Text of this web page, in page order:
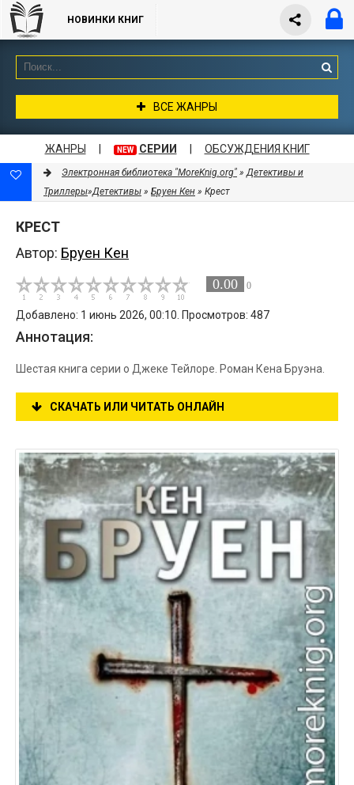
НОВИНКИ КНИГ
ВСЕ ЖАНРЫ
ЖАНРЫ NEW СЕРИИ ОБСУЖДЕНИЯ КНИГ
Электронная библиотека "MoreKnig.org" »Детективы и
Триллеры»Детективы » Бруен Кен » Крест
КРЕСТ
Автор: Бруен Кен
0.00 0
Добавлено: 1 июнь 2026, 00:10. Просмотров: 487
Аннотация:
Шестая книга серии о Джеке Тейлоре. Роман Кена Бруэна.
СКАЧАТЬ ИЛИ ЧИТАТЬ ОНЛАЙН